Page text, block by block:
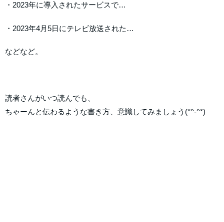
・2023年に導入されたサービスで…
・2023年4月5日にテレビ放送された…
などなど。
読者さんがいつ読んでも、
ちゃーんと伝わるような書き方、意識してみましょう(*^-^*)